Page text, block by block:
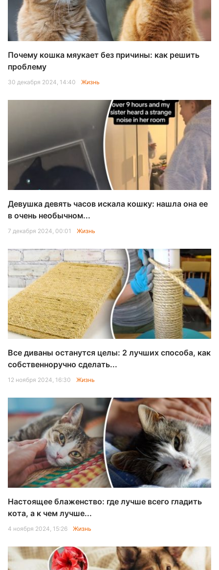
Почему кошка мяукает без причины: как решить
проблему
30 декабря 2024, 14:40 Жизнь
Девушка девять часов искала кошку: нашла она ее
в очень необычном...
7 декабря 2024, 00:01 Жизнь
Все диваны останутся целы: 2 лучших способа, как
собственноручно сделать...
12 ноября 2024, 16:30 Жизнь
Настоящее блаженство: где лучше всего гладить
кота, а к чем лучше...
4 ноября 2024, 15:26 Жизнь